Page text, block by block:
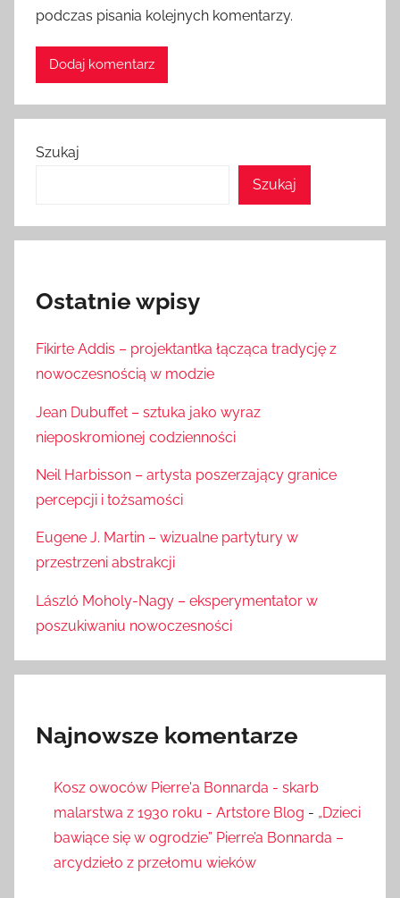
podczas pisania kolejnych komentarzy.
Szukaj
Szukaj
Ostatnie wpisy
Fikirte Addis – projektantka łącząca tradycję z
nowoczesnością w modzie
Jean Dubuffet – sztuka jako wyraz
nieposkromionej codzienności
Neil Harbisson – artysta poszerzający granice
percepcji i tożsamości
Eugene J. Martin – wizualne partytury w
przestrzeni abstrakcji
László Moholy-Nagy – eksperymentator w
poszukiwaniu nowoczesności
Najnowsze komentarze
Kosz owoców Pierre'a Bonnarda - skarb
malarstwa z 1930 roku - Artstore Blog - „Dzieci
bawiące się w ogrodzie” Pierre’a Bonnarda –
arcydzieło z przełomu wieków